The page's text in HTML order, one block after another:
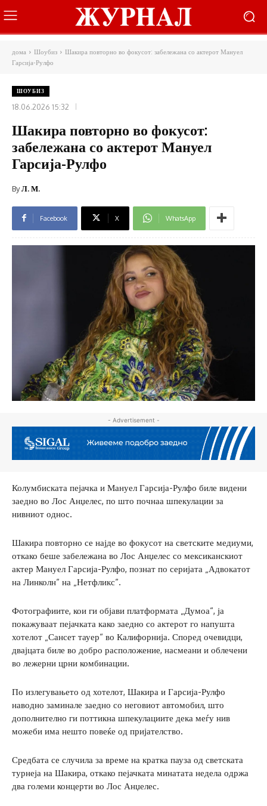
дома Шоубиз
Шакира повторно во фокусот: забележана со актерот Мануел
Гарсија-Рулфо
ШОУБИЗ
18.06.2026 15:32
Шакира повторно во фокусот:
забележана со актерот Мануел
Гарсија-Рулфо
ByЛ. М.
Facebook X WhatsApp
- Advertisement -
Колумбиската пејачка и Мануел Гарсија-Рулфо биле видени
заедно во Лос Анџелес, по што почнаа шпекулации за
нивниот однос.
Шакира повторно се најде во фокусот на светските медиуми,
откако беше забележана во Лос Анџелес со мексиканскиот
актер Мануел Гарсија-Рулфо, познат по серијата „Адвокатот
на Линколн“ на „Нетфликс“.
Фотографиите, кои ги објави платформата „Думоа“, ја
покажуваат пејачката како заедно со актерот го напушта
хотелот „Сансет тауер“ во Калифорнија. Според очевидци,
двајцата биле во добро расположение, насмеани и облечени
во лежерни црни комбинации.
По излегувањето од хотелот, Шакира и Гарсија-Рулфо
наводно заминале заедно со неговиот автомобил, што
дополнително ги поттикна шпекулациите дека меѓу нив
можеби има нешто повеќе од пријателство.
Средбата се случила за време на кратка пауза од светската
турнеја на Шакира, откако пејачката минатата недела одржа
два големи концерти во Лос Анџелес.